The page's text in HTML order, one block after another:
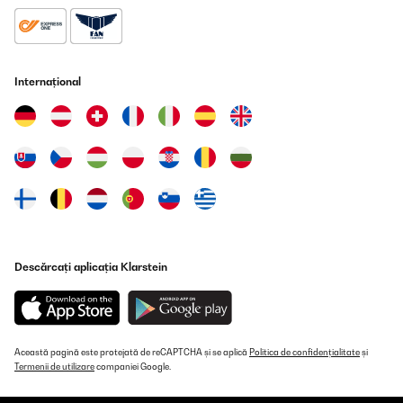
Also funktioniert auch dieses Teil in diesem Sinne. dies gibt mir
den Aufschluss, dass das Heizpaneel und der Thermostat sich
gegenseitig in der Nähe befinden müssen, um auch entsprechend
Amazon-Benutzer
Traducere
Ho acquistato questo riscaldatore per il bagno,giacche non
visivamente fa davvero una splendida figura.
Utente Amazon
Traducere
Internațional
Descărcați aplicația Klarstein
Această pagină este protejată de reCAPTCHA și se aplică Politica de confidențialitateși
Termenii de utilizarecompaniei Google.